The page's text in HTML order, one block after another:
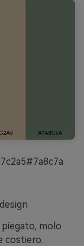
molo
costiero.